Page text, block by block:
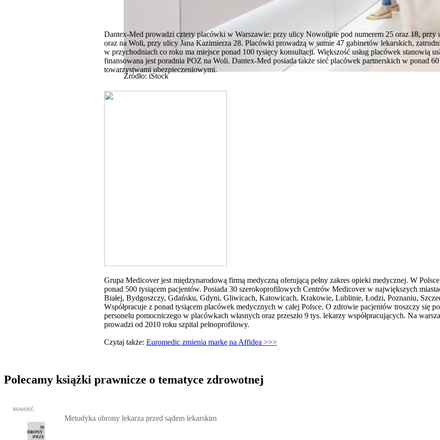
Źródło: iStock
Dantex-Med prowadzi cztery placówki w Warszawie: przy ulicy Nowolipie pod numerem 25 oraz 18,
oraz na Woli, przy ulicy Jana Kazimierza 28. Placówki prowadzą w sumie 47 gabinetów lekarskich,
w przychodniach co roku ma miejsce ponad 100 tysięcy konsultacji. Większość usług placówek stanowią
finansowana jest poradnia POZ na Woli. Dantex-Med posiada także sieć placówek partnerskich w ponad
towarzystwami ubezpieczeniowymi.
Grupa Medicover jest międzynarodową firmą medyczną oferującą pełny zakres opieki medycznej. W
ponad 500 tysiącem pacjentów. Posiada 30 szerokoprofilowych Centrów Medicover w największych
Białej, Bydgoszczy, Gdańsku, Gdyni, Gliwicach, Katowicach, Krakowie, Lublinie, Łodzi, Poznaniu,
Współpracuje z ponad tysiącem placówek medycznych w całej Polsce. O zdrowie pacjentów troszczy się
personelu pomocniczego w placówkach własnych oraz przeszło 9 tys. lekarzy współpracujących. Na
prowadzi od 2010 roku szpital pełnoprofilowy.
Czytaj także: Euromedic zmienia markę na Affidea >>>
Polecamy książki prawnicze o tematyce zdrowotnej
Przejdź do: Metodyka obrony lekarza przed sądem lekarskim, Marcin Burdzik, Radosław Tymiński - otwiera się w nowym oknie
NOWOŚĆ
Metodyka obrony lekarza przed sądem lekarskim